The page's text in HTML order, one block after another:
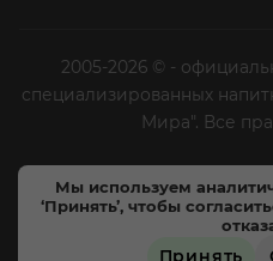
Мы используем
‘Принять’, чтобы
Принять
2005-2026 © -
специализированных
Мира". Все
Цены, характеристики
магазинах могут
Магазины «Напитки